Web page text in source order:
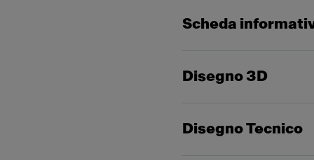
Scheda
Disegno 3D
Disegno Tecnico